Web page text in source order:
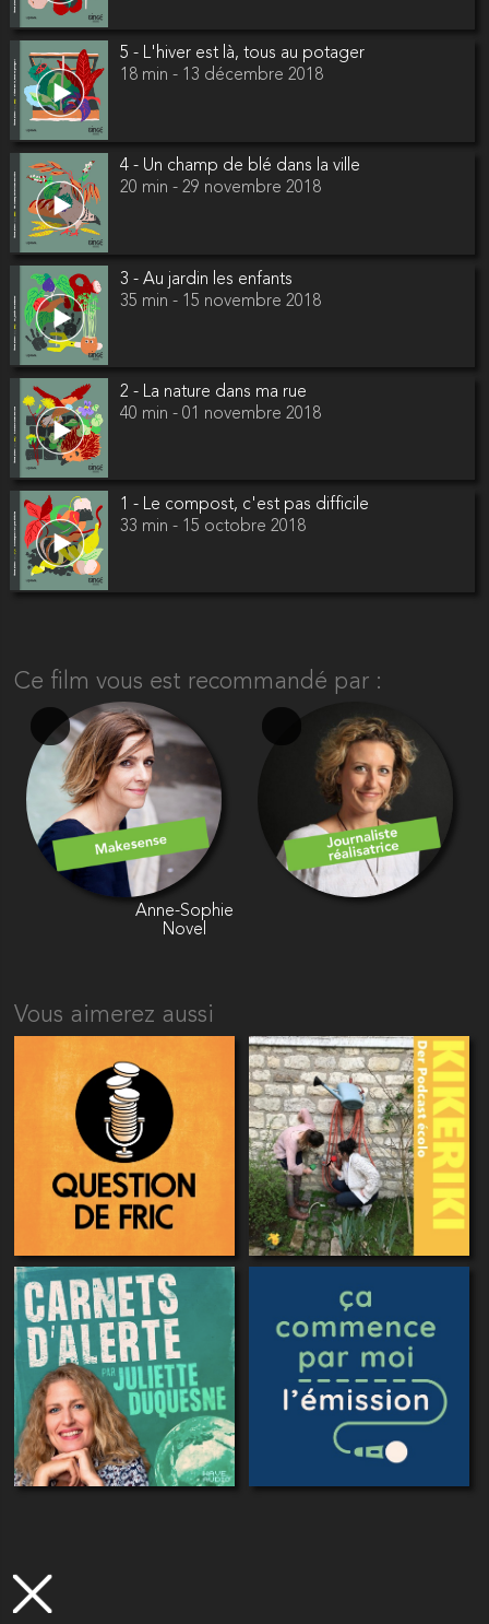
5 - L'hiver est là, tous au potager
18 min - 13 décembre 2018
4 - Un champ de blé dans la ville
20 min - 29 novembre 2018
3 - Au jardin les enfants
35 min - 15 novembre 2018
2 - La nature dans ma rue
40 min - 01 novembre 2018
1 - Le compost, c'est pas difficile
33 min - 15 octobre 2018
Ce film vous est recommandé par :
Anne-Sophie
Novel
Vous aimerez aussi